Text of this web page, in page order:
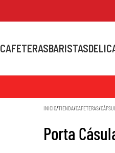
CAFETERASBARISTAS
INICIO/TIENDA/CAFETERAS/
Porta